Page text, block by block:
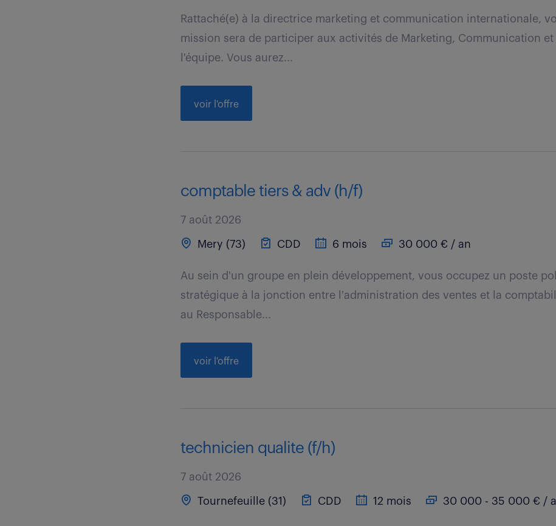
Rattaché(e) à la directrice marketing et communication internationale,
mission sera de participer aux activités de Marketing, Communication
l'équipe. Vous aurez...
voir l'offre
comptable tiers & adv (h/f)
7 août 2026
Mery (73) CDD 6 mois 30 000 € / an
Au sein d'un groupe en plein développement, vous occupez un poste
stratégique à la jonction entre l'administration des ventes et la
au Responsable...
voir l'offre
technicien qualite (f/h)
7 août 2026
Tournefeuille (31) CDD 12 mois 30 000 - 35 000 € /